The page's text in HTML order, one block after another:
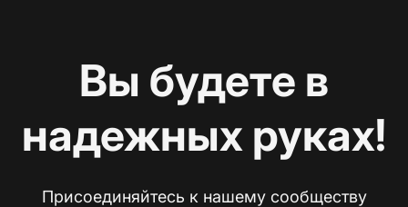
Вы будете в
надежных руках!
Присоединяйтесь к нашему сообществу